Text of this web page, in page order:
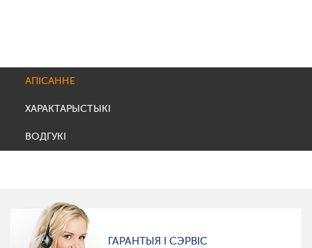
АПІСАННЕ
ХАРАКТАРЫСТЫКІ
ВОДГУКІ
ГАРАНТЫЯ І СЭРВІС